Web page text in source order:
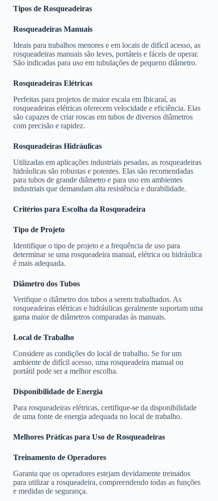
Tipos de Rosqueadeiras
Rosqueadeiras Manuais
Ideais para trabalhos menores e em locais de difícil acesso, as
rosqueadeiras manuais são leves, portáteis e fáceis de operar.
São indicadas para uso em tubulações de pequeno diâmetro.
Rosqueadeiras Elétricas
Perfeitas para projetos de maior escala em Ibicaraí, as
rosqueadeiras elétricas oferecem velocidade e eficiência. Elas
são capazes de criar roscas em tubos de diversos diâmetros
com precisão e rapidez.
Rosqueadeiras Hidráulicas
Utilizadas em aplicações industriais pesadas, as rosqueadeiras
hidráulicas são robustas e potentes. Elas são recomendadas
para tubos de grande diâmetro e para uso em ambientes
industriais que demandam alta resistência e durabilidade.
Critérios para Escolha da Rosqueadeira
Tipo de Projeto
Identifique o tipo de projeto e a frequência de uso para
determinar se uma rosqueadeira manual, elétrica ou hidráulica
é mais adequada.
Diâmetro dos Tubos
Verifique o diâmetro dos tubos a serem trabalhados. As
rosqueadeiras elétricas e hidráulicas geralmente suportam uma
gama maior de diâmetros comparadas às manuais.
Local de Trabalho
Considere as condições do local de trabalho. Se for um
ambiente de difícil acesso, uma rosqueadeira manual ou
portátil pode ser a melhor escolha.
Disponibilidade de Energia
Para rosqueadeiras elétricas, certifique-se da disponibilidade
de uma fonte de energia adequada no local de trabalho.
Melhores Práticas para Uso de Rosqueadeiras
Treinamento de Operadores
Garanta que os operadores estejam devidamente treinados
para utilizar a rosqueadeira, compreendendo todas as funções
e medidas de segurança.